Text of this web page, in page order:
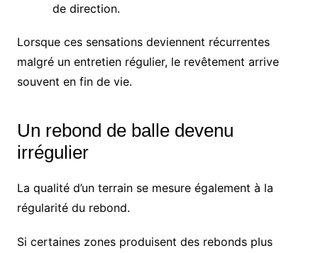
de direction.
Lorsque ces sensations deviennent récurrentes
malgré un entretien régulier, le revêtement arrive
souvent en fin de vie.
Un rebond de balle devenu
irrégulier
La qualité d’un terrain se mesure également à la
régularité du rebond.
Si certaines zones produisent des rebonds plus